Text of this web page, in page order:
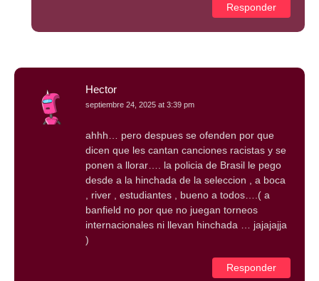
Responder
Hector
septiembre 24, 2025 at 3:39 pm
ahhh… pero despues se ofenden por que
dicen que les cantan canciones racistas y se
ponen a llorar…. la policia de Brasil le pego
desde a la hinchada de la seleccion , a boca
, river , estudiantes , bueno a todos….( a
banfield no por que no juegan torneos
internacionales ni llevan hinchada … jajajajja
)
Responder